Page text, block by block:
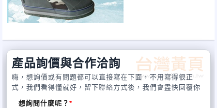
產品詢價與合作洽詢
嗨，想詢價或有問題都可以直接寫在下面，不用寫得很正
式，我們看得懂就好，留下聯絡方式後，我們會盡快回覆你
想詢問什麼呢？